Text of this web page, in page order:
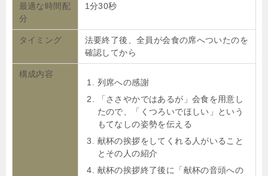
最適な時間配
分
1分30秒
タイミング
法要終了後、全員が会食の席へついたのを
確認してから
構成内容
列席への感謝
「ささやかではあるが」会食を用意し
たので、「くつろいでほしい」という
もてなしの姿勢を伝える
献杯の挨拶をしてくれる人がいること
とその人の紹介
献杯の挨拶終了後に「献杯の音頭への